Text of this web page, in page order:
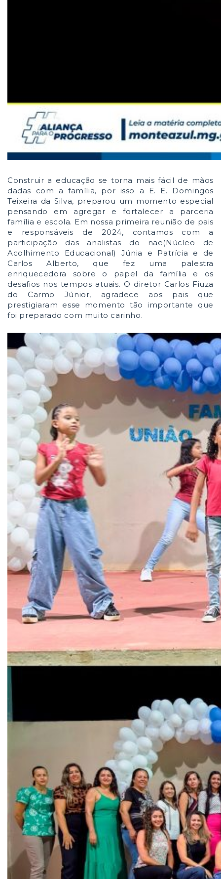
Construir a educação se torna mais fácil de mãos
dadas com a família, por isso a E. E. Domingos
Teixeira da Silva, preparou um momento especial
pensando em agregar e fortalecer a parceria
família e escola. Em nossa primeira reunião de pais
e responsáveis de 2024, contamos com a
participação das analistas do nae(Núcleo de
Acolhimento Educacional) Júnia e Patrícia e de
Carlos Alberto, que fez uma palestra
enriquecedora sobre o papel da família e os
desafios nos tempos atuais. O diretor Carlos Fiuza
do Carmo Júnior, agradece aos pais que
prestigiaram esse momento tão importante que
foi preparado com muito carinho.